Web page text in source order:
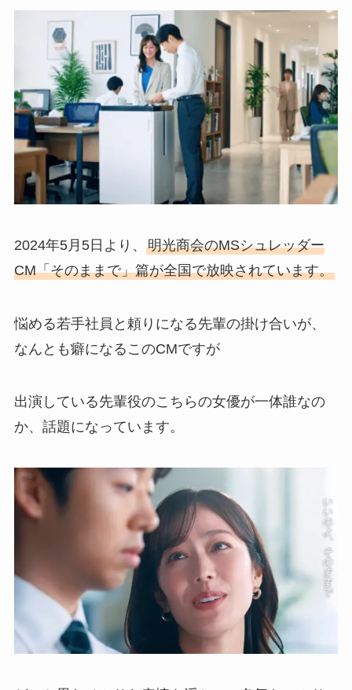
2024年5月5日より、 明光商会のMSシュレッダー
CM「そのままで」篇が全国で放映されています。
悩める若手社員と頼りになる先輩の掛け合いが、
なんとも癖になるこのCMですが
出演している先輩役のこちらの女優が一体誰なの
か、話題になっています。